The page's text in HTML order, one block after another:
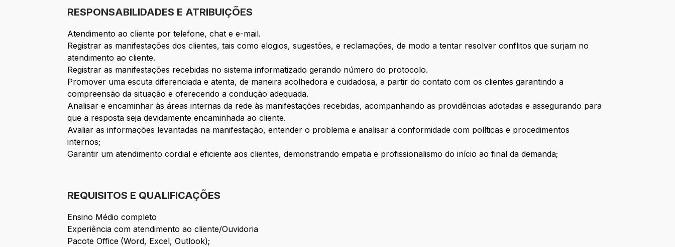
RESPONSABILIDADES E ATRIBUIÇÕES
Atendimento ao cliente por telefone, chat e e-mail.
Registrar as manifestações dos clientes, tais como elogios, sugestões, e reclamações, de modo a tentar resolver conflitos que surjam no
atendimento ao cliente.
Registrar as manifestações recebidas no sistema informatizado gerando número do protocolo.
Promover uma escuta diferenciada e atenta, de maneira acolhedora e cuidadosa, a partir do contato com os clientes garantindo a
compreensão da situação e oferecendo a condução adequada.
Analisar e encaminhar às áreas internas da rede às manifestações recebidas, acompanhando as providências adotadas e assegurando para
que a resposta seja devidamente encaminhada ao cliente.
Avaliar as informações levantadas na manifestação, entender o problema e analisar a conformidade com políticas e procedimentos
internos;
Garantir um atendimento cordial e eficiente aos clientes, demonstrando empatia e profissionalismo do início ao final da demanda;
REQUISITOS E QUALIFICAÇÕES
Ensino Médio completo
Experiência com atendimento ao cliente/Ouvidoria
Pacote Office (Word, Excel, Outlook);